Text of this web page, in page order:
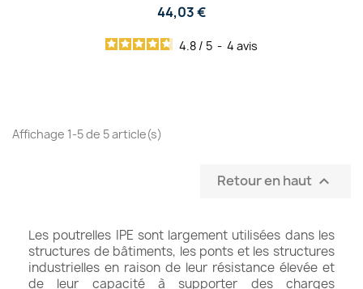
44,03 €
4.8 / 5 - 4 avis
Affichage 1-5 de 5 article(s)
Retour en haut 
Les poutrelles IPE sont largement utilisées dans les
structures de bâtiments, les ponts et les structures
industrielles en raison de leur résistance élevée et
de leur capacité à supporter des charges